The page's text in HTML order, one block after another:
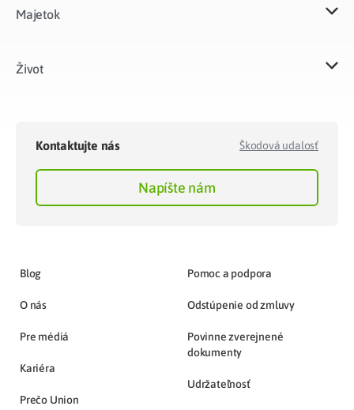
Majetok​
Život​
Kontaktujte nás Škodová udalosť
Napíšte nám
Blog
O nás
Pre médiá
Kariéra
Prečo Union
Pomoc a podpora
Odstúpenie od zmluvy
Povinne zverejnené
dokumenty
Udržateľnosť